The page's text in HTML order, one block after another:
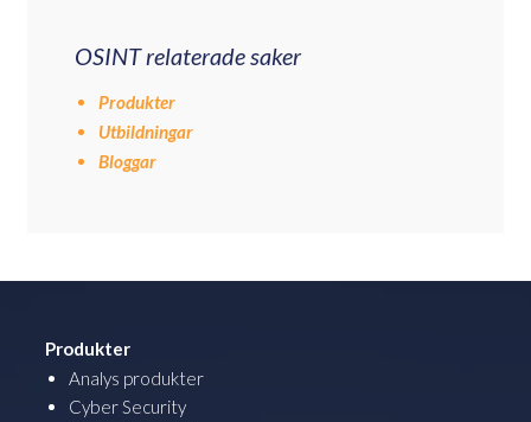
OSINT relaterade saker
Produkter
Utbildningar
Bloggar
Produkter
Analys produkter
Cyber Security